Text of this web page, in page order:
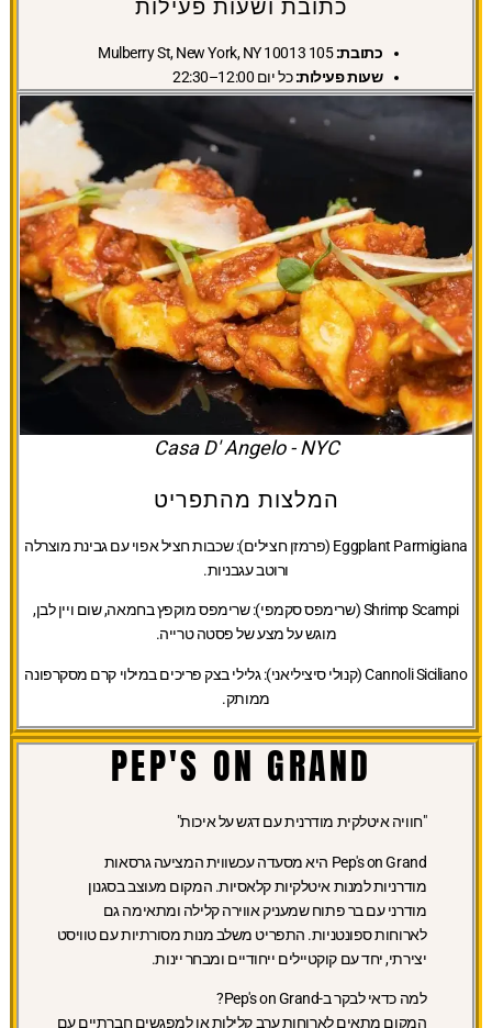
כתובת:105 Mulberry St, New York, NY 10013
שעות פעילות:כל יום 12:00–22:30
Casa D' Angelo - NYC
המלצות מהתפריט
Eggplant Parmigiana (פרמזן חצילים):
שכבות חציל אפוי עם גבינת מוצרלה
ורוטב עגבניות.
Shrimp Scampi (שרימפס סקמפי):
שרימפס מוקפץ בחמאה, שום ויין לבן,
מוגש על מצע של פסטה טרייה.
Cannoli Siciliano (קנולי סיציליאני):
גלילי בצק פריכים במילוי קרם מסקרפונה
ממותק.
PEP'S ON GRAND
"חוויה איטלקית מודרנית עם דגש על איכות"
Pep's on Grand היא מסעדה עכשווית המציעה גרסאות
מודרניות למנות איטלקיות קלאסיות. המקום מעוצב בסגנון
מודרני עם בר פתוח שמעניק אווירה קלילה ומתאימה גם
לארוחות ספונטניות. התפריט משלב מנות מסורתיות עם טוויסט
יצירתי, יחד עם קוקטיילים ייחודיים ומבחר יינות.
למה כדאי לבקר ב-Pep's on Grand?
המקום מתאים לארוחות ערב קלילות או למפגשים חברתיים עם